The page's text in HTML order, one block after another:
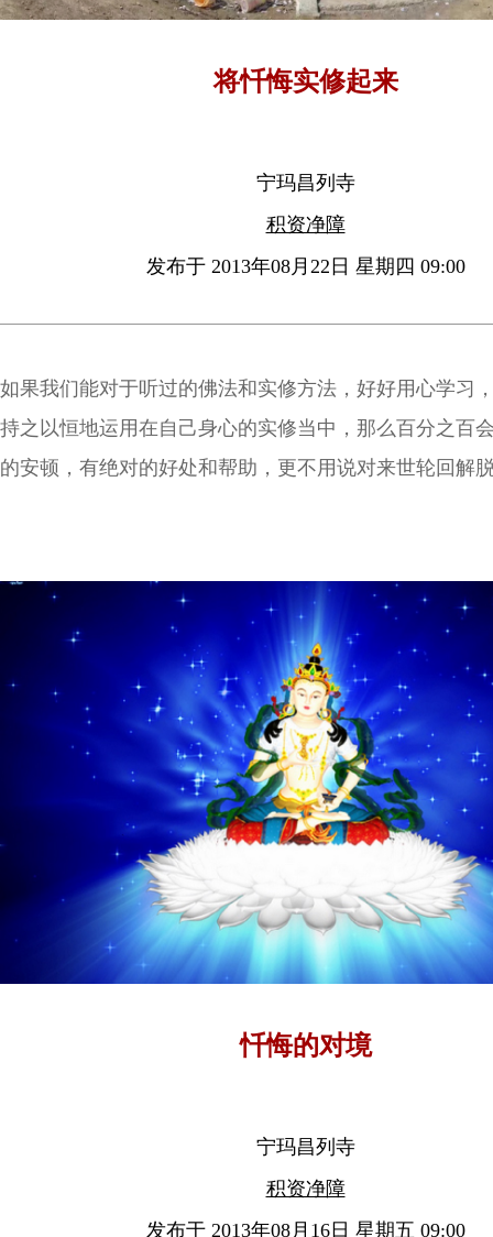
将忏悔实修起来
宁玛昌列寺
积资净障
发布于 2013年08月22日 星期四 09:00
如果我们能对于听过的佛法和实修方法，好好用心学习
持之以恒地运用在自己身心的实修当中，那么百分之百
的安顿，有绝对的好处和帮助，更不用说对来世轮回解
忏悔的对境
宁玛昌列寺
积资净障
发布于 2013年08月16日 星期五 09:00